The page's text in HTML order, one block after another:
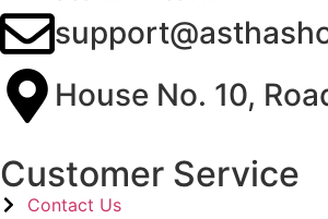
House No. 10,
Customer Service
Contact Us